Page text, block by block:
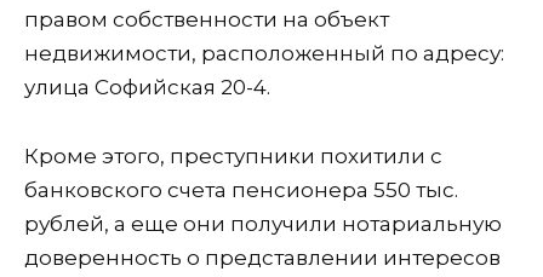
правом собственности на объект
недвижимости, расположенный по адресу:
улица Софийская 20-4.
Кроме этого, преступники похитили с
банковского счета пенсионера 550 тыс.
рублей, а еще они получили нотариальную
доверенность о представлении интересов